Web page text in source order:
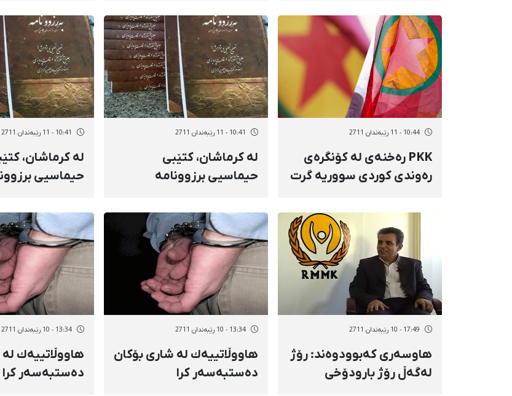
بێدەنگ نابێت
ئەسەد رەت كردەوە
ئەسەد رەت
10:44 - 11 رێبەندان 2711
PKK رەخنەی لە كۆنگرەی
رەوندی كوردی سووریە گرت
10:41 - 11 رێبەندان 2711
لە کرماشان، كتێبی
حیماسیی برزوونامە
10:41 - 11 رێبەندان 2711
لە کرماشان،
حیماسیی
17:49 - 10 رێبەندان 2711
هاوسەری كەبوودوەند: رۆژ
لەگەڵ رۆژ بارودۆخی
13:34 - 10 رێبەندان 2711
هاووڵاتییەك لە شاری بۆكان
دەستبەسەر كرا
13:34 - 10 رێبەندان 2711
هاووڵاتییەك
دەستبەسەر كرا